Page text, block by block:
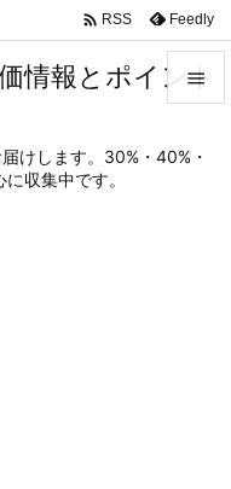
情報とポイント
けします。30%・40%・
収集中です。

メニュ
 RSS Feedly